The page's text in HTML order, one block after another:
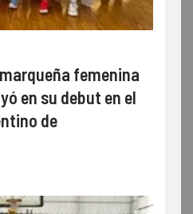
femenina
en su debut en el
de